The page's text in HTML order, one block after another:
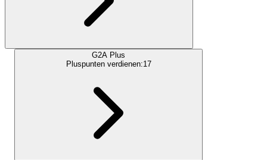
G2A Plus
Pluspunten verdienen:17